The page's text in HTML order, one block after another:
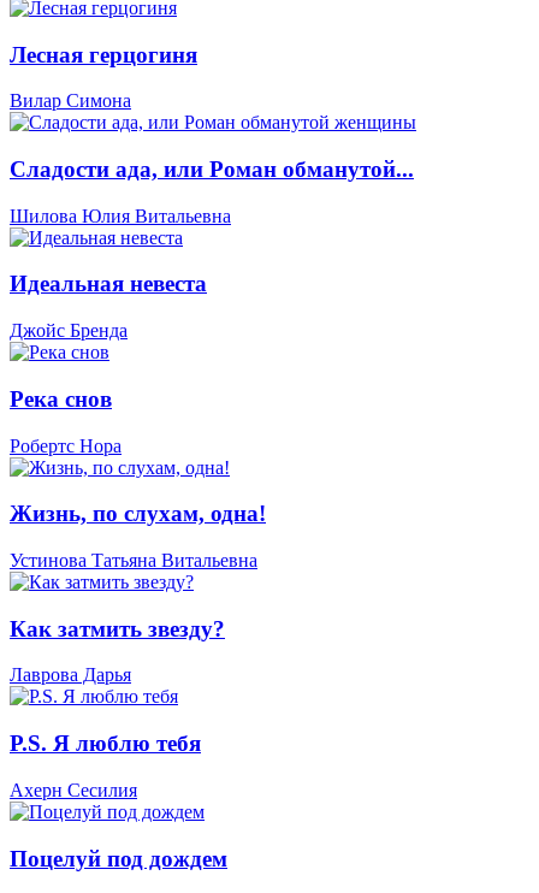
Лесная герцогиня
Вилар Симона
Сладости ада, или Роман обманутой...
Шилова Юлия Витальевна
Идеальная невеста
Джойс Бренда
Река снов
Робертс Нора
Жизнь, по слухам, одна!
Устинова Татьяна Витальевна
Как затмить звезду?
Лаврова Дарья
P.S. Я люблю тебя
Ахерн Сесилия
Поцелуй под дождем